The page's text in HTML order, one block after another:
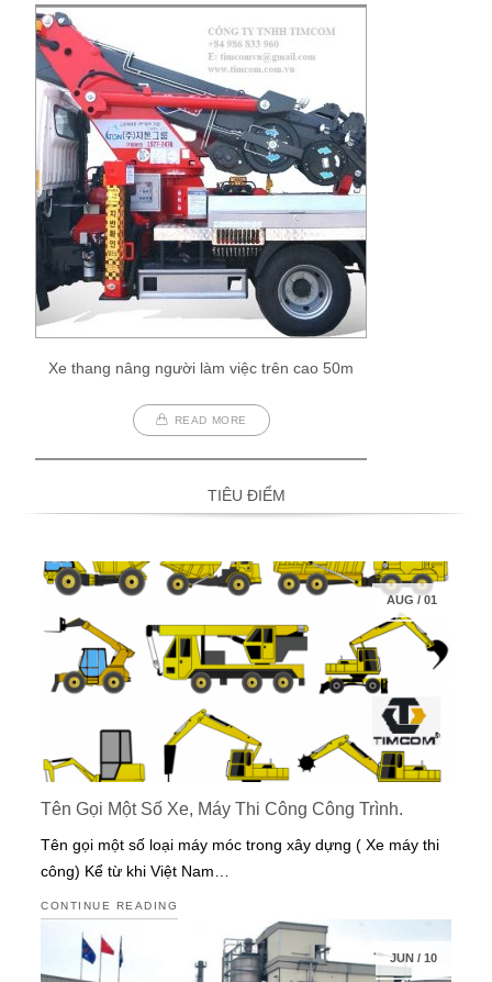
Xe thang nâng người làm việc trên cao 50m
READ MORE
TIÊU ĐIỂM
AUG /01
Tên Gọi Một Số Xe, Máy Thi Công Công Trình.
Tên gọi một số loại máy móc trong xây dựng ( Xe máy thi
công) Kể từ khi Việt Nam…
CONTINUE READING
JUN/ 10